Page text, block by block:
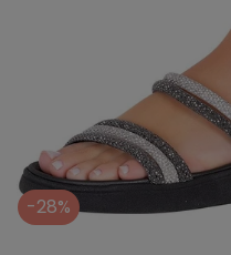
-28%